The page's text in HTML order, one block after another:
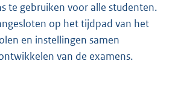
te gebruiken voor alle studenten.
op het tijdpad van het
en instellingen samen
van de examens.